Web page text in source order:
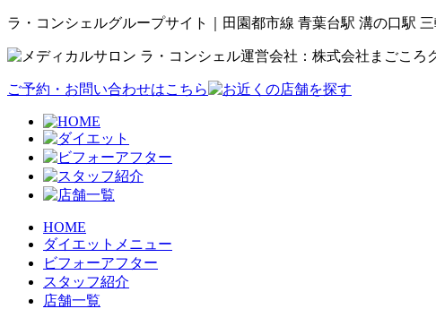
ラ・コンシェルグループサイト｜田園都市線 青葉台駅 溝の口駅
運営会社：株式会社まごこ
ご予約・お問い合わせはこちら
HOME
ダイエットメニュー
ビフォーアフター
スタッフ紹介
店舗一覧